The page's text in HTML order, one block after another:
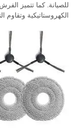
للصيانة. كما تتميز
الكهروستاتيكية وتقاوم